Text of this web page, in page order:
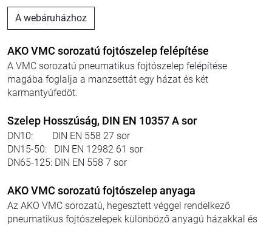
A webáruházhoz
AKO VMC sorozatú fojtószelep felépítése
A VMC sorozatú pneumatikus fojtószelep felépítése
magába foglalja a manzsettát egy házat és két
karmantyúfedöt.
Szelep Hosszúság, DIN EN 10357 A sor
DN10: DIN EN 558 27 sor
DN15-50: DIN EN 12982 61 sor
DN65-125: DIN EN 558 7 sor
AKO VMC sorozatú fojtószelep anyaga
Az AKO VMC sorozatú, hegesztett véggel rendelkező
pneumatikus fojtószelepek különböző anyagú házakkal és